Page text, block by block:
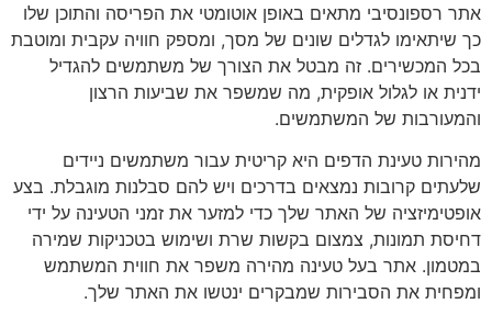
אתר רספונסיבי מתאים באופן אוטומטי את הפריסה והתוכן שלו
כך שיתאימו לגדלים שונים של מסך, ומספק חוויה עקבית ומוטבת
בכל המכשירים. זה מבטל את הצורך של משתמשים להגדיל
ידנית או לגלול אופקית, מה שמשפר את שביעות הרצון
והמעורבות של המשתמשים.
מהירות טעינת הדפים היא קריטית עבור משתמשים ניידים
שלעתים קרובות נמצאים בדרכים ויש להם סבלנות מוגבלת. בצע
אופטימיזציה של האתר שלך כדי למזער את זמני הטעינה על ידי
דחיסת תמונות, צמצום בקשות שרת ושימוש בטכניקות שמירה
במטמון. אתר בעל טעינה מהירה משפר את חווית המשתמש
ומפחית את הסבירות שמבקרים ינטשו את האתר שלך.